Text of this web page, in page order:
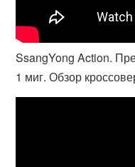
SsangYong Action.
1 миг. Обзор